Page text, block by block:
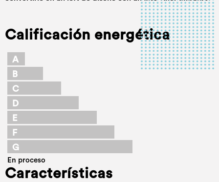
Calificación energética
A
B
C
D
E
F
G
En proceso
Características